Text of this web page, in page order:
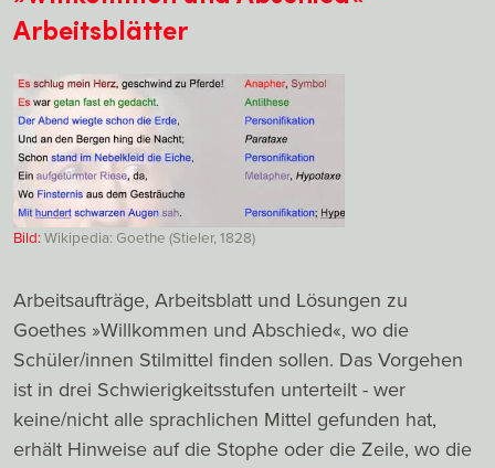
Arbeitsblätter
Bild:Wikipedia: Goethe (Stieler, 1828)
Arbeitsaufträge, Arbeitsblatt und Lösungen zu
Goethes »Willkommen und Abschied«, wo die
Schüler/innen Stilmittel finden sollen. Das Vorgehen
ist in drei Schwierigkeitsstufen unterteilt - wer
keine/nicht alle sprachlichen Mittel gefunden hat,
erhält Hinweise auf die Stophe oder die Zeile, wo die